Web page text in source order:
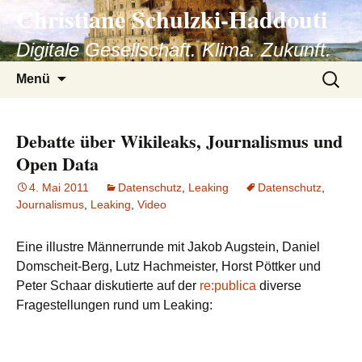
Inhalt
springen
Christiane Schulzki-Haddouti
Digitale Gesellschaft. Klima. Zukunft.
Menü
Suchen
nach:
Debatte über Wikileaks, Journalismus und
Open Data
4. Mai 2011 Datenschutz Leaking Datenschutz
Journalismus Leaking Video
Eine illustre Männerrunde mit Jakob Augstein, Daniel
Domscheit-Berg, Lutz Hachmeister, Horst Pöttker und
Peter Schaar diskutierte auf der re:publica diverse
Fragestellungen rund um Leaking: